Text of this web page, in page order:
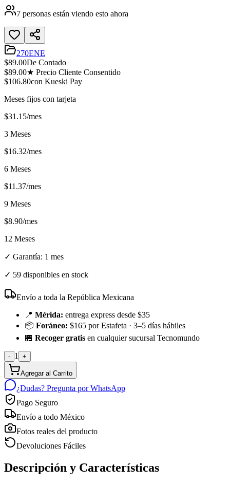
7 personas están viendo esto ahora
270ENE
$89.00De Contado
$89.00★ Precio Cliente Consentido
$106.80con Kueski Pay
Meses fijos con tarjeta
$31.15/mes
3 Meses
$16.32/mes
6 Meses
$11.37/mes
9 Meses
$8.90/mes
12 Meses
✓ Garantía: 1 mes
✓ 59 disponibles en stock
Envío a toda la República Mexicana
📍 Mérida: entrega express desde $35
📦 Foráneo: $165 por Estafeta · 3–5 días hábiles
🏪 Recoger gratis en cualquier sucursal Tecnomundo
- 1 +
Agregar al Carrito
¿Dudas? Pregunta por WhatsApp
Pago Seguro
Envío a todo México
Fotos reales del producto
Devoluciones Fáciles
Descripción y Características